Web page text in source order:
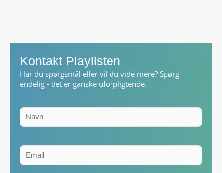
Kontakt Playlisten
Har du spørgsmål eller vil du vide mere? Spørg
endelig - det er ganske uforpligtende.